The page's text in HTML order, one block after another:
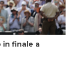
in finale a